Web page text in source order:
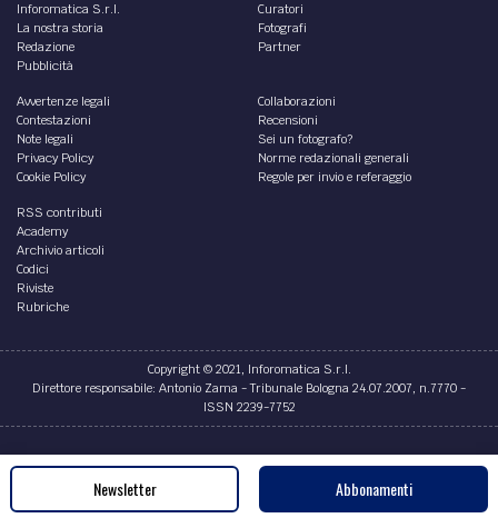
Inforomatica S.r.l.
La nostra storia
Redazione
Pubblicità
Curatori
Fotografi
Partner
Avvertenze legali
Contestazioni
Note legali
Privacy Policy
Cookie Policy
Collaborazioni
Recensioni
Sei un fotografo?
Norme redazionali generali
Regole per invio e referaggio
RSS contributi
Academy
Archivio articoli
Codici
Riviste
Rubriche
Copyright © 2021, Inforomatica S.r.l.
Direttore responsabile: Antonio Zama - Tribunale Bologna 24.07.2007, n.7770 -
ISSN 2239-7752
Credits
Newsletter Abbonamenti